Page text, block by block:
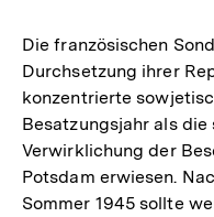
Die französischen
Durchsetzung ihrer
konzentrierte
Besatzungsjahr als
Verwirklichung der
Potsdam erwiesen.
Sommer 1945 sollte